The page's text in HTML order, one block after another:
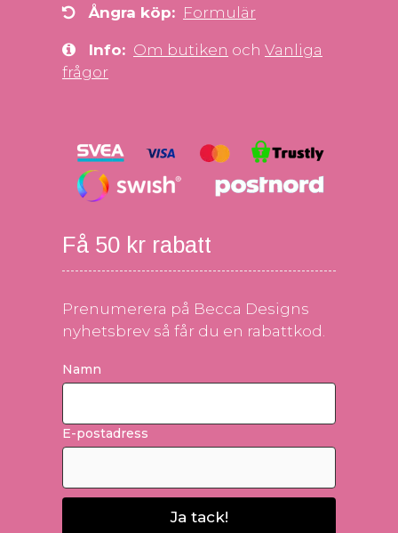
Ångra köp: Formulär
Info: Om butiken och Vanliga
frågor
Få 50 kr rabatt
Prenumerera på Becca Designs
nyhetsbrev så får du en rabattkod.
Namn
E-postadress
Ja tack!